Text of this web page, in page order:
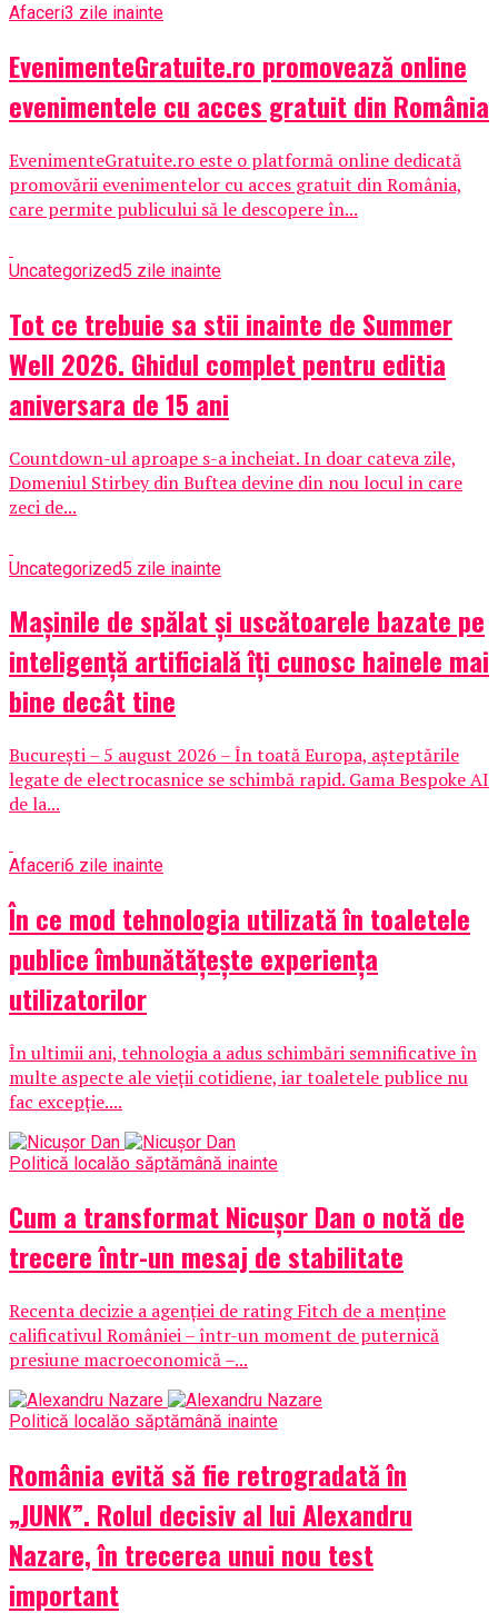
Afaceri3 zile inainte
EvenimenteGratuite.ro promovează online
evenimentele cu acces gratuit din România
EvenimenteGratuite.ro este o platformă online dedicată
promovării evenimentelor cu acces gratuit din România,
care permite publicului să le descopere în...
Uncategorized5 zile inainte
Tot ce trebuie sa stii inainte de Summer
Well 2026. Ghidul complet pentru editia
aniversara de 15 ani
Countdown-ul aproape s-a incheiat. In doar cateva zile,
Domeniul Stirbey din Buftea devine din nou locul in care
zeci de...
Uncategorized5 zile inainte
Mașinile de spălat și uscătoarele bazate pe
inteligență artificială îți cunosc hainele mai
bine decât tine
București – 5 august 2026 – În toată Europa, așteptările
legate de electrocasnice se schimbă rapid. Gama Bespoke AI
de la...
Afaceri6 zile inainte
În ce mod tehnologia utilizată în toaletele
publice îmbunătățește experiența
utilizatorilor
În ultimii ani, tehnologia a adus schimbări semnificative în
multe aspecte ale vieții cotidiene, iar toaletele publice nu
fac excepție....
Politică localăo săptămână inainte
Cum a transformat Nicușor Dan o notă de
trecere într-un mesaj de stabilitate
Recenta decizie a agenției de rating Fitch de a menține
calificativul României – într-un moment de puternică
presiune macroeconomică –...
Politică localăo săptămână inainte
România evită să fie retrogradată în
„JUNK”. Rolul decisiv al lui Alexandru
Nazare, în trecerea unui nou test
important